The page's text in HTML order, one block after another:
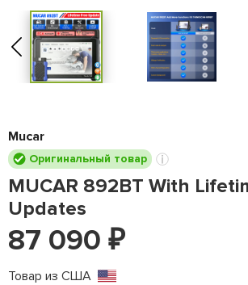
Mucar
Оригинальный товар
MUCAR 892BT With
Updates
87 090 ₽
Товар из США